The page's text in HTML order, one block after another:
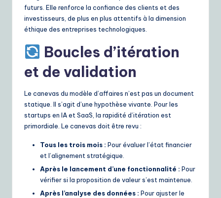
futurs. Elle renforce la confiance des clients et des
investisseurs, de plus en plus attentifs à la dimension
éthique des entreprises technologiques.
Boucles d’itération
et de validation
Le canevas du modèle d’affaires n’est pas un document
statique. Il s’agit d’une hypothèse vivante. Pour les
startups en IA et SaaS, la rapidité d’itération est
primordiale. Le canevas doit être revu :
Tous les trois mois : Pour évaluer l’état financier
et l’alignement stratégique.
Après le lancement d’une fonctionnalité : Pour
vérifier si la proposition de valeur s’est maintenue.
Après l’analyse des données : Pour ajuster le